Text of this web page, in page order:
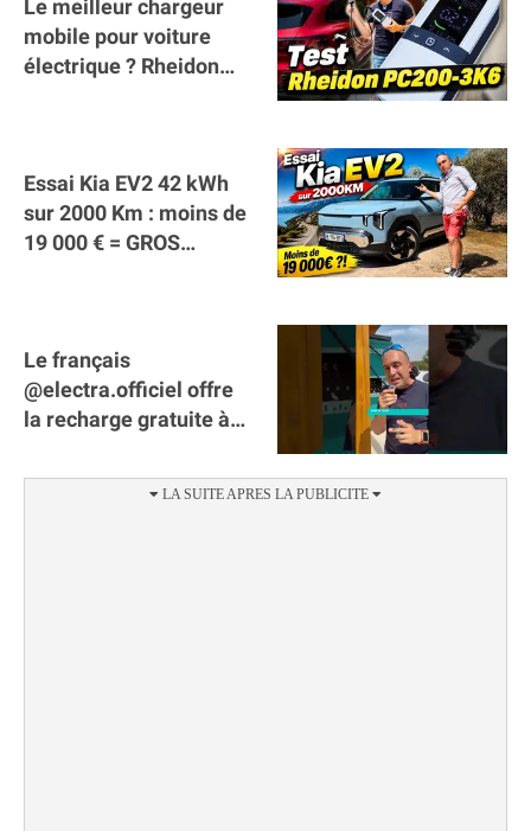
Le meilleur chargeur
mobile pour voiture
électrique ? Rheidon
Essai Kia EV2 42 kWh
sur 2000 Km : moins de
19 000 € = GROS
Le français
@electra.officiel offre
la recharge gratuite à
électriques de Gironde